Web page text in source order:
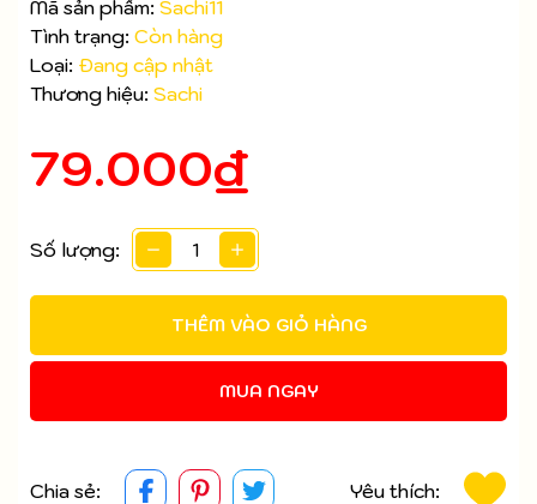
Mã sản phẩm: Sachi11
Tình trạng: Còn hàng
Loại: Đang cập nhật
Thương hiệu: Sachi
79.000₫
Số lượng:
THÊM VÀO GIỎ HÀNG
MUA NGAY
Mã giảm giá:
Ngày hết hạn:
Điều kiện:
Chia sẻ: Yêu thích: